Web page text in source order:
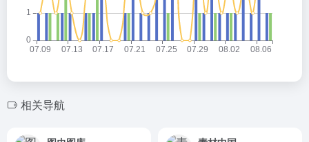
相关导航